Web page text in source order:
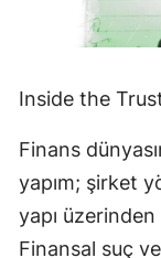
Inside the
Finans
yapım; şirket
yapı
Finansal suç